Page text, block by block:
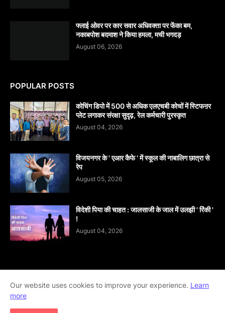
फ्लाई ओवर पर कार सवार अधिवक्ता पर फेंका बम,
नकाबपोश बदमाश ने किया हमला, मची भगदड़
August 06, 2026
POPULAR POSTS
कोचिंग डिपो में 500 से अधिक एलएचबी कोचों में स्टिफऩर
प्लेट लगाकर संरक्षा सुदृढ़, रेल कर्मचारी पुरस्कृत
August 04, 2026
विजयनगर के ' एआर कैफे ' में स्कूल की नाबालिग छात्रा से
रेप
August 05, 2026
विदेशी पिया की चाहत : जालसाजी के जाल में उलझी ' रिंकी '
!
August 04, 2026
Home About contact-us
Disclaimer
Our website uses cookies to improve your experience. Learn
more